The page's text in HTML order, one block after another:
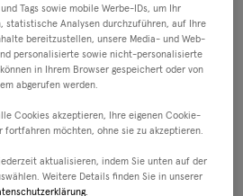
Tags sowie mobile Werbe-IDs, um Ihr
statistische Analysen durchzuführen, auf Ihre
bereitzustellen, unsere Media- und Web-
personalisierte sowie nicht-personalisierte
in Ihrem Browser gespeichert oder von
abgerufen werden.
Cookies akzeptieren, Ihre eigenen Cookie-
fortfahren möchten, ohne sie zu akzeptieren.
aktualisieren, indem Sie unten auf der
Weitere Details finden Sie in unserer